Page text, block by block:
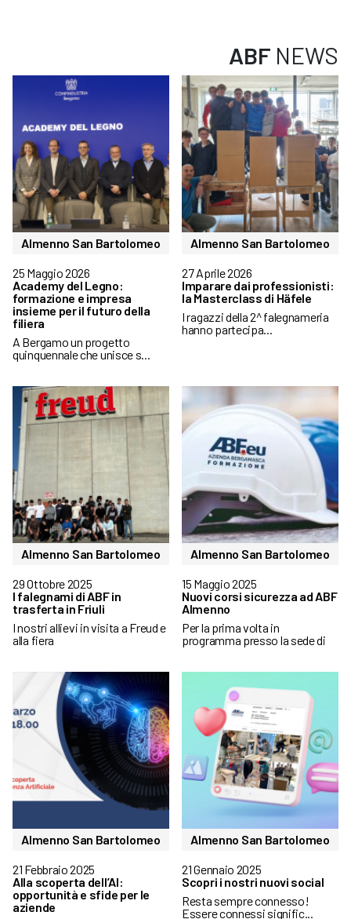
ABF NEWS
Almenno San Bartolomeo
25 Maggio 2026
Academy del Legno:
formazione e impresa
insieme per il futuro della
filiera
A Bergamo un progetto
quinquennale che unisce s...
Almenno San Bartolomeo
27 Aprile 2026
Imparare dai professionisti:
la Masterclass di Häfele
I ragazzi della 2^ falegnameria
hanno partecipa...
Almenno San Bartolomeo
29 Ottobre 2025
I falegnami di ABF in
trasferta in Friuli
I nostri allievi in visita a Freud e
alla fiera
Almenno San Bartolomeo
15 Maggio 2025
Nuovi corsi sicurezza ad ABF
Almenno
Per la prima volta in
programma presso la sede di
Almenno San Bartolomeo
21 Febbraio 2025
Alla scoperta dell’AI:
opportunità e sfide per le
aziende
Almenno San Bartolomeo
21 Gennaio 2025
Scopri i nostri nuovi social
Resta sempre connesso!
Essere connessi signific...